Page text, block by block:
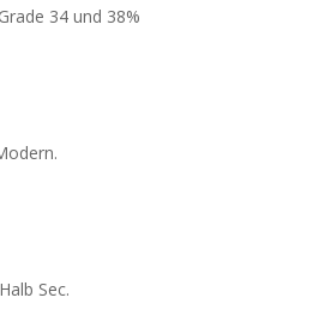
34 und 38%
Sec.